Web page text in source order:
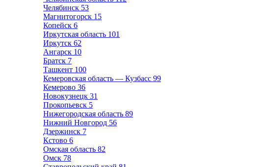
Челябинск 53
Магнитогорск 15
Копейск 6
Иркутская область 101
Иркутск 62
Ангарск 10
Братск 7
Ташкент 100
Кемеровская область — Кузбасс 99
Кемерово 36
Новокузнецк 31
Прокопьевск 5
Нижегородская область 89
Нижний Новгород 56
Дзержинск 7
Кстово 6
Омская область 82
Омск 78